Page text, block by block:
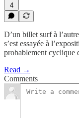
4
D’un billet surf à
s’est essayée à
probablement cyclique
Read →
Comments